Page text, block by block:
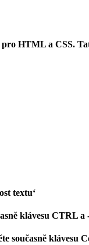
HTML a CSS.
textu‘
klávesu CTRL a
současně klávesu